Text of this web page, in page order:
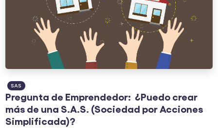
SAS
Pregunta de Emprendedor: ¿Puedo crear
más de una S.A.S. (Sociedad por Acciones
Simplificada)?